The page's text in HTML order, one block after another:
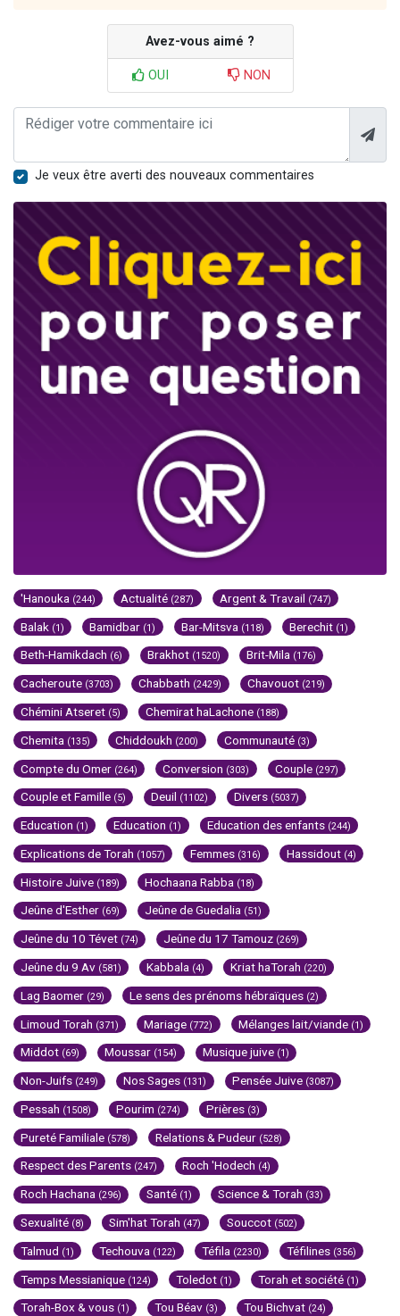
Avez-vous aimé ?
OUI NON
Je veux être averti des nouveaux commentaires
'Hanouka (244) Actualité (287) Argent & Travail (747)
Balak (1) Bamidbar (1) Bar-Mitsva (118) Berechit (1)
Beth-Hamikdach (6) Brakhot (1520) Brit-Mila (176)
Cacheroute (3703) Chabbath (2429) Chavouot (219)
Chémini Atseret (5) Chemirat haLachone (188)
Chemita (135) Chiddoukh (200) Communauté (3)
Compte du Omer (264) Conversion (303) Couple (297)
Couple et Famille (5) Deuil (1102) Divers (5037)
Education (1) Education (1) Education des enfants (244)
Explications de Torah (1057) Femmes (316) Hassidout (4)
Histoire Juive (189) Hochaana Rabba (18)
Jeûne d'Esther (69) Jeûne de Guedalia (51)
Jeûne du 10 Tévet (74) Jeûne du 17 Tamouz (269)
Jeûne du 9 Av (581) Kabbala (4) Kriat haTorah (220)
Lag Baomer (29) Le sens des prénoms hébraïques (2)
Limoud Torah (371) Mariage (772) Mélanges lait/viande (1)
Middot (69) Moussar (154) Musique juive (1)
Non-Juifs (249) Nos Sages (131) Pensée Juive (3087)
Pessah (1508) Pourim (274) Prières (3)
Pureté Familiale (578) Relations & Pudeur (528)
Respect des Parents (247) Roch 'Hodech (4)
Roch Hachana (296) Santé (1) Science & Torah (33)
Sexualité (8) Sim'hat Torah (47) Souccot (502)
Talmud (1) Techouva (122) Téfila (2230) Téfilines (356)
Temps Messianique (124) Toledot (1) Torah et société (1)
Torah-Box & vous (1) Tou Béav (3) Tou Bichvat (24)